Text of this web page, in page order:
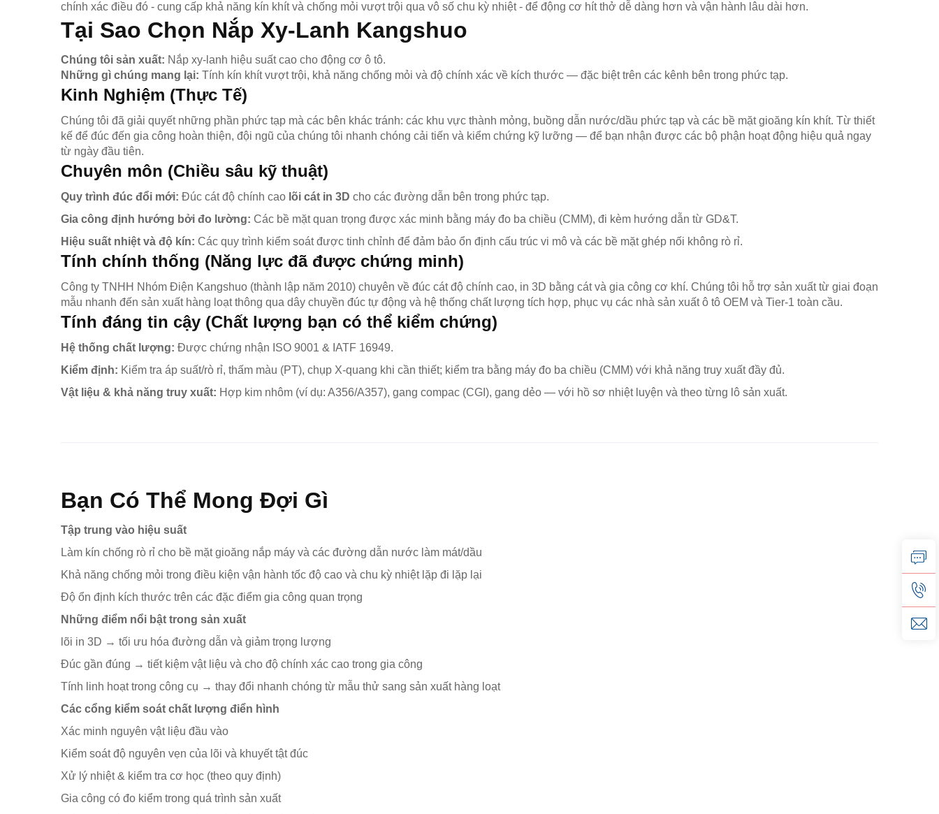
chính xác điều đó - cung cấp khả năng kín khít và chống mỏi vượt trội qua vô số chu kỳ nhiệt - để động cơ hít thở dễ dàng hơn và vận hành lâu dài hơn.
Tại Sao Chọn Nắp Xy-Lanh Kangshuo
Chúng tôi sản xuất: Nắp xy-lanh hiệu suất cao cho động cơ ô tô.
Những gì chúng mang lại: Tính kín khít vượt trội, khả năng chống mỏi và độ chính xác về kích thước — đặc biệt trên các kênh bên trong phức tạp.
Kinh Nghiệm (Thực Tế)
Chúng tôi đã giải quyết những phần phức tạp mà các bên khác tránh: các khu vực thành mỏng, buồng dẫn nước/dầu phức tạp và các bề mặt gioăng kín khít. Từ thiết
kế để đúc đến gia công hoàn thiện, đội ngũ của chúng tôi nhanh chóng cải tiến và kiểm chứng kỹ lưỡng — để bạn nhận được các bộ phận hoạt động hiệu quả ngay
từ ngày đầu tiên.
Chuyên môn (Chiều sâu kỹ thuật)
Quy trình đúc đổi mới: Đúc cát độ chính cao lõi cát in 3D cho các đường dẫn bên trong phức tạp.
Gia công định hướng bởi đo lường: Các bề mặt quan trọng được xác minh bằng máy đo ba chiều (CMM), đi kèm hướng dẫn từ GD&T.
Hiệu suất nhiệt và độ kín: Các quy trình kiểm soát được tinh chỉnh để đảm bảo ổn định cấu trúc vi mô và các bề mặt ghép nối không rò rỉ.
Tính chính thống (Năng lực đã được chứng minh)
Công ty TNHH Nhóm Điện Kangshuo (thành lập năm 2010) chuyên về đúc cát độ chính cao, in 3D bằng cát và gia công cơ khí. Chúng tôi hỗ trợ sản xuất từ giai đoạn
mẫu nhanh đến sản xuất hàng loạt thông qua dây chuyền đúc tự động và hệ thống chất lượng tích hợp, phục vụ các nhà sản xuất ô tô OEM và Tier-1 toàn cầu.
Tính đáng tin cậy (Chất lượng bạn có thể kiểm chứng)
Hệ thống chất lượng: Được chứng nhận ISO 9001 & IATF 16949.
Kiểm định: Kiểm tra áp suất/rò rỉ, thấm màu (PT), chụp X-quang khi cần thiết; kiểm tra bằng máy đo ba chiều (CMM) với khả năng truy xuất đầy đủ.
Vật liệu & khả năng truy xuất: Hợp kim nhôm (ví dụ: A356/A357), gang compac (CGI), gang dẻo — với hồ sơ nhiệt luyện và theo từng lô sản xuất.
Bạn Có Thể Mong Đợi Gì
Tập trung vào hiệu suất
Làm kín chống rò rỉ cho bề mặt gioăng nắp máy và các đường dẫn nước làm mát/dầu
Khả năng chống mỏi trong điều kiện vận hành tốc độ cao và chu kỳ nhiệt lặp đi lặp lại
Độ ổn định kích thước trên các đặc điểm gia công quan trọng
Những điểm nổi bật trong sản xuất
lõi in 3D → tối ưu hóa đường dẫn và giảm trọng lượng
Đúc gần đúng → tiết kiệm vật liệu và cho độ chính xác cao trong gia công
Tính linh hoạt trong công cụ → thay đổi nhanh chóng từ mẫu thử sang sản xuất hàng loạt
Các cổng kiểm soát chất lượng điển hình
Xác minh nguyên vật liệu đầu vào
Kiểm soát độ nguyên vẹn của lõi và khuyết tật đúc
Xử lý nhiệt & kiểm tra cơ học (theo quy định)
Gia công có đo kiểm trong quá trình sản xuất